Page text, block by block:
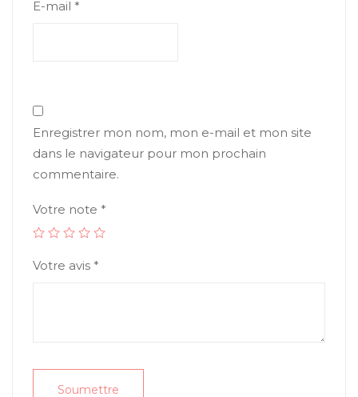
E-mail *
Enregistrer mon nom, mon e-mail et mon site
dans le navigateur pour mon prochain
commentaire.
Votre note *
Votre avis *